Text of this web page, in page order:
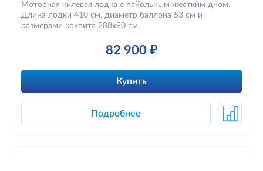
Моторная килевая лодка с пайольным жестким дном.
Длина лодки 410 см, диаметр баллона 53 см и
размерами кокпита 288х90 см.
82 900 ₽
Купить
Подробнее